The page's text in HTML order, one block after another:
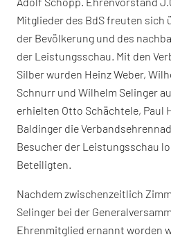
Mitglieder des BdS freuten sich
der Bevölkerung und des
der Leistungsschau. Mit den
Silber wurden Heinz Weber,
Schnurr und Wilhelm Selinger
erhielten Otto Schächtele, Paul
Baldinger die
Besucher der Leistungsschau
Beteiligten.
Nachdem zwischenzeitlich
Selinger bei der
Ehrenmitglied ernannt worden